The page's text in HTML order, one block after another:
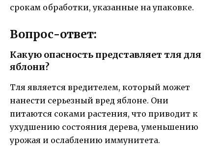
срокам обработки, указанные на упаковке.
Вопрос-ответ:
Какую опасность представляет тля для
яблони?
Тля является вредителем, который может
нанести серьезный вред яблоне. Они
питаются соками растения, что приводит к
ухудшению состояния дерева, уменьшению
урожая и ослаблению иммунитета.